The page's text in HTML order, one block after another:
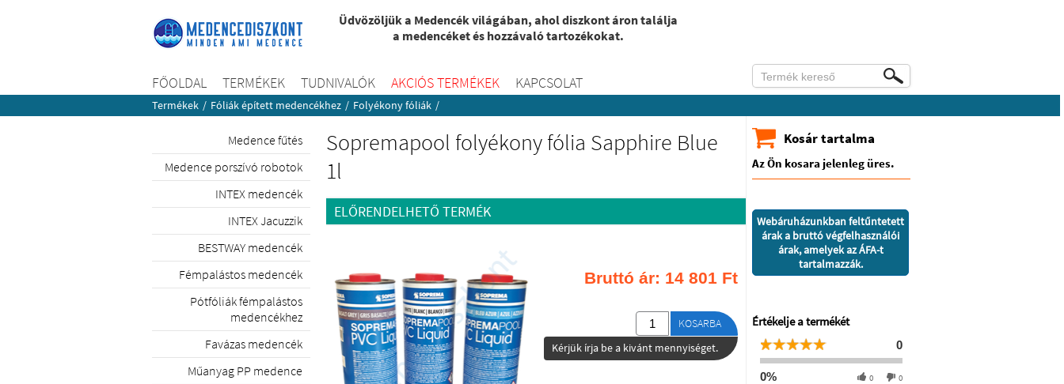
Üdvözöljük a Medencék világában, ahol diszkont áron találja
a medencéket és hozzávaló tartozékokat.
FŐOLDAL TERMÉKEK TUDNIVALÓK AKCIÓS TERMÉKEK KAPCSOLAT
Termékek / Fóliák épített medencékhez / Folyékony fóliák /
Medence fűtés
Medence porszívó robotok
INTEX medencék
INTEX Jacuzzik
BESTWAY medencék
Fémpalástos medencék
Pótfóliák fémpalástos
medencékhez
Favázas medencék
Műanyag PP medence
Sopremapool folyékony fólia Sapphire Blue
1l
ELŐRENDELHETŐ TERMÉK
Bruttó ár: 14 801 Ft
KOSARBA
Kérjük írja be a kivánt mennyiséget.
Kosár tartalma
Az Ön kosara jelenleg üres.
Webáruházunkban feltűntetett
árak a bruttó végfelhasználói
árak, amelyek az ÁFA-t
tartalmazzák.
Értékelje a termékét
0
0% 0 0